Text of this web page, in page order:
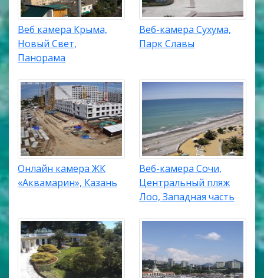
Веб камера Крыма,
Новый Свет,
Панорама
Веб-камера Сухума,
Парк Славы
Онлайн камера ЖК
«Аквамарин», Казань
Веб-камера Сочи,
Центральный пляж
Лоо, Западная часть